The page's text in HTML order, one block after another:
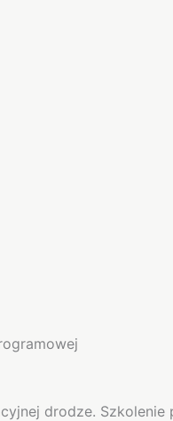
drodze. Szkolenie